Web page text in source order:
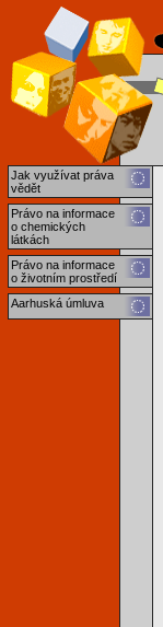
Jak využívat práva
vědět
Právo na informace
o chemických
látkách
Právo na informace
o životním prostředí
Aarhuská úmluva